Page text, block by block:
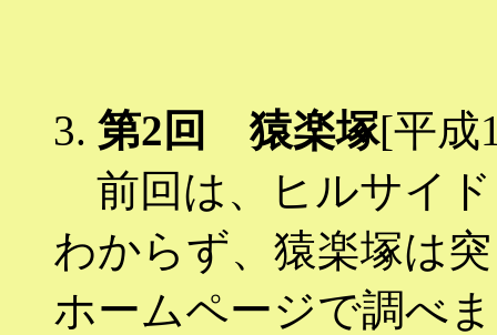
3. 第2回 猿楽塚[平成
前回は、ヒルサイ
わからず、猿楽塚は
ホームページで調べ